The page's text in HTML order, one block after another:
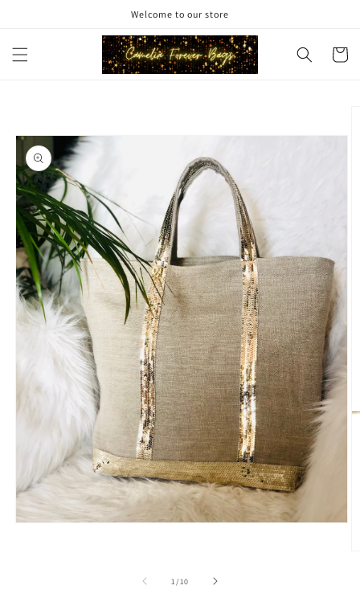
contenu
Welcome to our store
Panier
produits
1/de
10